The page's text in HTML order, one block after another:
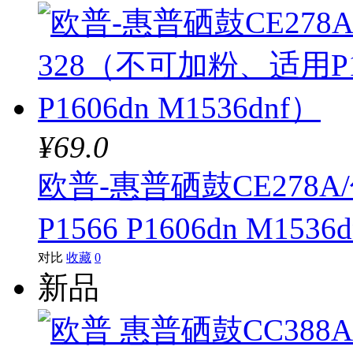
¥69.0
欧普-惠普硒鼓
P1566 P1606dn
对比 收藏 0
新品